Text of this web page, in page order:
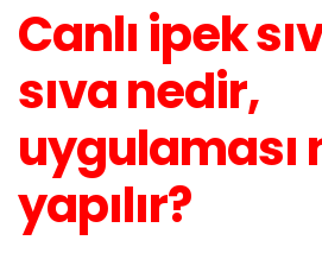
Canlı ipek
sıva nedir,
uygulaması
yapılır?